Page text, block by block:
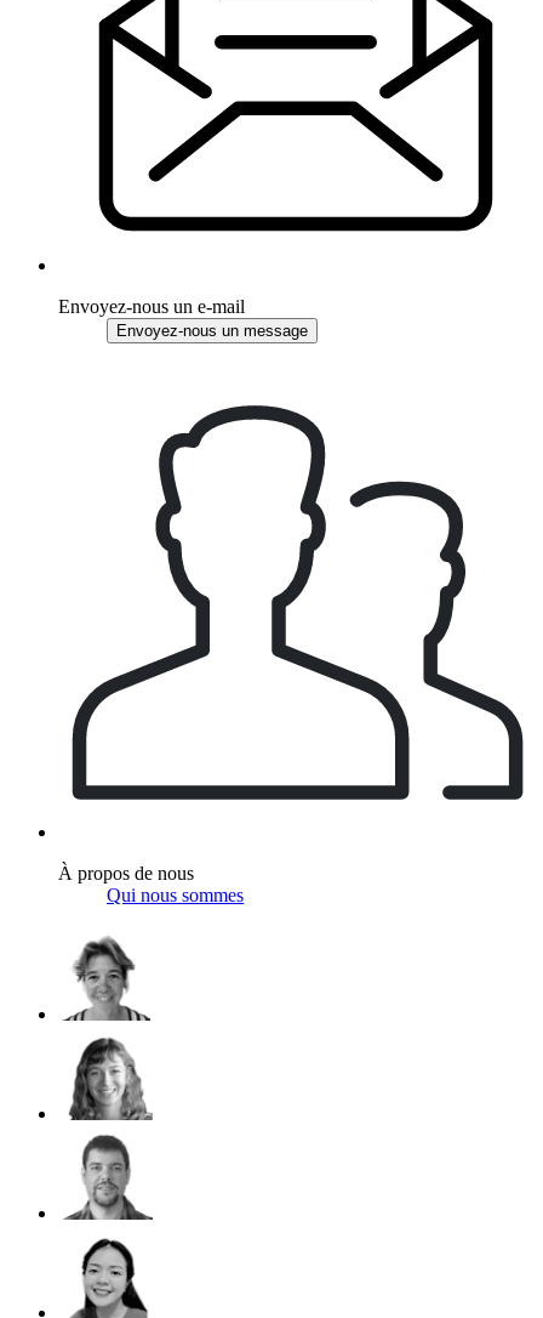
Envoyez-nous un e-mail
Envoyez-nous un message
À propos de nous
Qui nous sommes